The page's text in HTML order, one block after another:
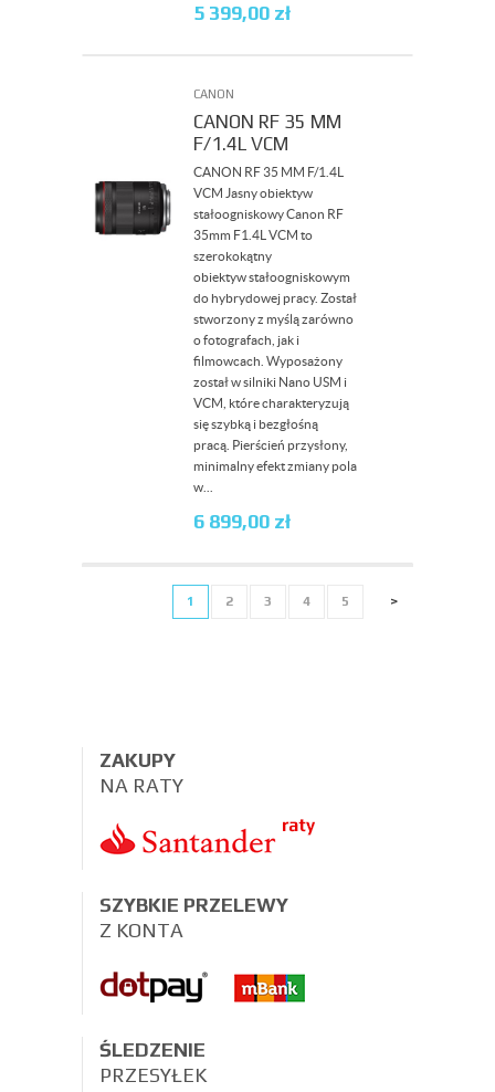
5 399,00 zł
CANON
CANON RF 35 MM
F/1.4L VCM
CANON RF 35 MM F/1.4L
VCM Jasny obiektyw
stałoogniskowy Canon RF
35mm F1.4L VCM to
szerokokątny
obiektyw stałoogniskowym
do hybrydowej pracy. Został
stworzony z myślą zarówno
o fotografach, jak i
filmowcach. Wyposażony
został w silniki Nano USM i
VCM, które charakteryzują
się szybką i bezgłośną
pracą. Pierścień przysłony,
minimalny efekt zmiany pola
w...
6 899,00 zł
1 2 3 4 5 >
ZAKUPY
NA RATY
SZYBKIE PRZELEWY
Z KONTA
ŚLEDZENIE
PRZESYŁEK